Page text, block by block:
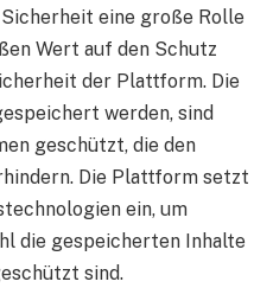
eine große Rolle
Wert auf den Schutz
der Plattform. Die
werden, sind
geschützt, die den
Die Plattform setzt
ein, um
die gespeicherten Inhalte
sind.